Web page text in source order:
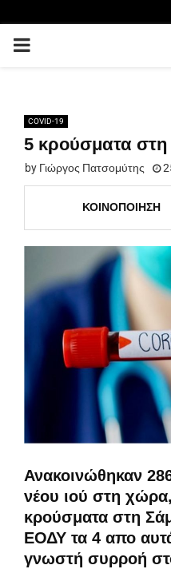
PRIMARY
COVID-19
5 κρούσματα
by Γιώργος Πατσομύτης
ΚΟΙΝΟΠΟΊΗΣΗ
Ανακοινώθηκαν
νέου ιού στη
κρούσματα στη
ΕΟΔΥ τα 4 απο
γνωστή συρροή